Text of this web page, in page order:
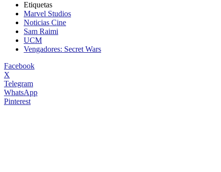
Etiquetas
Marvel Studios
Noticias Cine
Sam Raimi
UCM
Vengadores: Secret Wars
Facebook
X
Telegram
WhatsApp
Pinterest